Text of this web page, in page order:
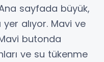
sayfada büyük,
alıyor. Mavi ve
butonda
ve su tükenme